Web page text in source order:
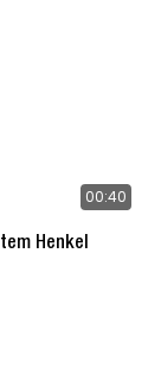
00:40
Henkel